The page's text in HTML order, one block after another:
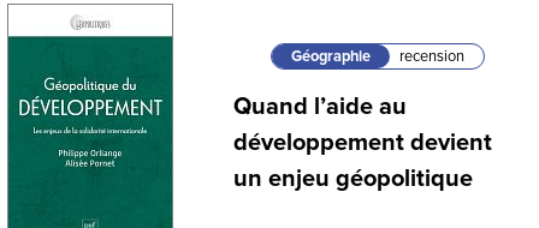
Géographie recension
Quand l’aide au
développement devient
un enjeu géopolitique